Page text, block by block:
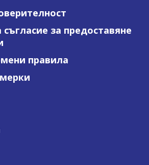
за предоставяне
правила